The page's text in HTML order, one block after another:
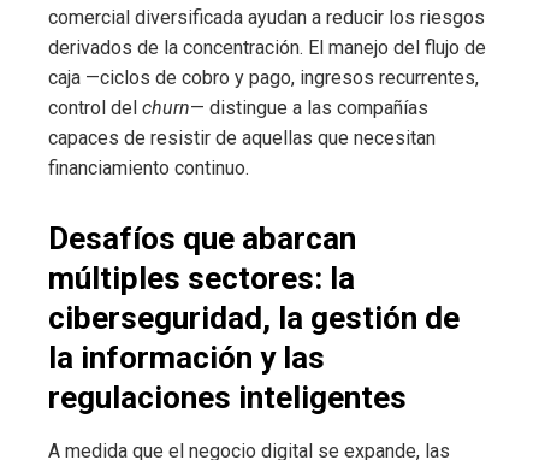
comercial diversificada ayudan a reducir los riesgos
derivados de la concentración. El manejo del flujo de
caja —ciclos de cobro y pago, ingresos recurrentes,
control del churn— distingue a las compañías
capaces de resistir de aquellas que necesitan
financiamiento continuo.
Desafíos que abarcan
múltiples sectores: la
ciberseguridad, la gestión de
la información y las
regulaciones inteligentes
A medida que el negocio digital se expande, las